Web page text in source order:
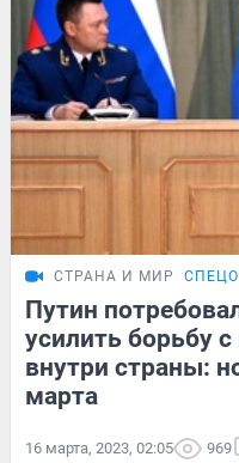
СТРАНА И МИР
Путин
усилить борьбу
внутри страны:
марта
16 марта, 2023, 02:05 969